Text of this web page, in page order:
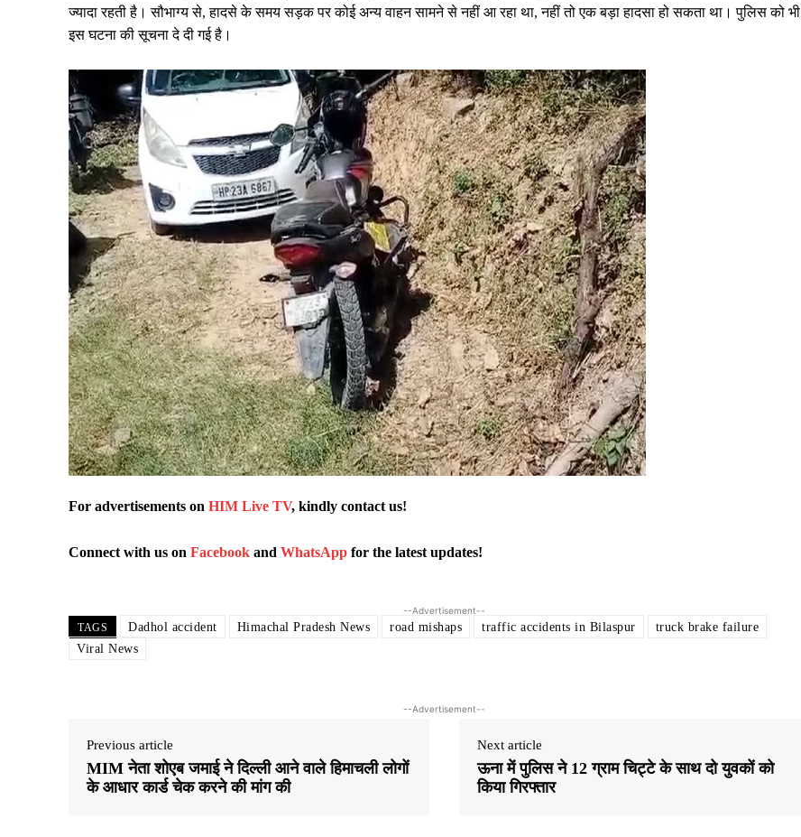
ज्यादा रहती है। सौभाग्य से, हादसे के समय सड़क पर कोई अन्य वाहन सामने से नहीं आ रहा था, नहीं तो एक बड़ा हादसा हो सकता था। पुलिस को भी
इस घटना की सूचना दे दी गई है।
For advertisements on HIM Live TV, kindly contact us!
Connect with us on Facebook and WhatsApp for the latest updates!
--Advertisement--
TAGS Dadhol accident Himachal Pradesh News road mishaps traffic accidents in Bilaspur
truck brake failure
Viral News
--Advertisement--
Previous article
MIM नेता शोएब जमाई ने दिल्ली आने वाले हिमाचली लोगों
के आधार कार्ड चेक करने की मांग की
Next article
ऊना में पुलिस ने 12 ग्राम चिट्टे के साथ दो युवकों को
किया गिरफ्तार